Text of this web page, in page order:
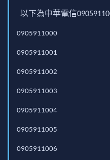
以下為中華電信
0905911000
0905911001
0905911002
0905911003
0905911004
0905911005
0905911006